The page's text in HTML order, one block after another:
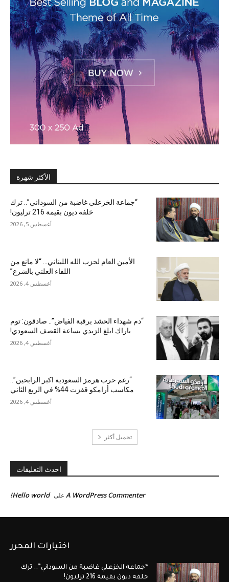
الأكثر شهرة
“جماعة الخزعلي غاضبة من السوداني”.. ترك
خلفه ديون بقيمة 216 ترليون!
أغسطس 5, 2026
الأمين العام لحزب الله اللبناني… “لا مانع من
اللقاء العلني بالشرع”
أغسطس 4, 2026
“دم شهداء الحشد برقبة الفياض”.. صادقون: توم
باراك ابلغ الزيدي بساعة القصف السعودي!
أغسطس 4, 2026
“رغم حرب هرمز السعودية اكبر الرابحين”..
مكاسب أرامكو قفزت 44% في الربع الثاني
أغسطس 4, 2026
تحميل أكثر
احدث التعليقات
A WordPress Commenter على Hello world!
اختيارات المحرر
“جماعة الخزعلي غاضبة من السوداني”.. ترك
خلفه ديون بقيمة 216 ترليون!